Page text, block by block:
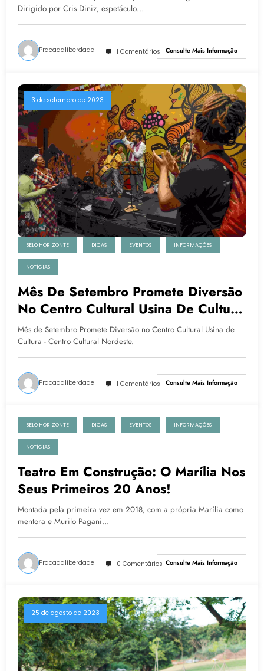
Dirigido por Cris Diniz, espetáculo…
Pracadaliberdade 1 Comentários Consulte Mais Informação
3 de setembro de 2023
BELO HORIZONTE DICAS EVENTOS INFORMAÇÕES
NOTÍCIAS
Mês De Setembro Promete Diversão
No Centro Cultural Usina De Cultura
– Centro Cultural Nordeste
Mês de Setembro Promete Diversão no Centro Cultural Usina de
Cultura - Centro Cultural Nordeste.
Pracadaliberdade 1 Comentários Consulte Mais Informação
29 de agosto de 2023
BELO HORIZONTE DICAS EVENTOS INFORMAÇÕES
NOTÍCIAS
Teatro Em Construção: O Marília Nos
Seus Primeiros 20 Anos!
Montada pela primeira vez em 2018, com a própria Marília como
mentora e Murilo Pagani…
Pracadaliberdade 0 Comentários Consulte Mais Informação
25 de agosto de 2023